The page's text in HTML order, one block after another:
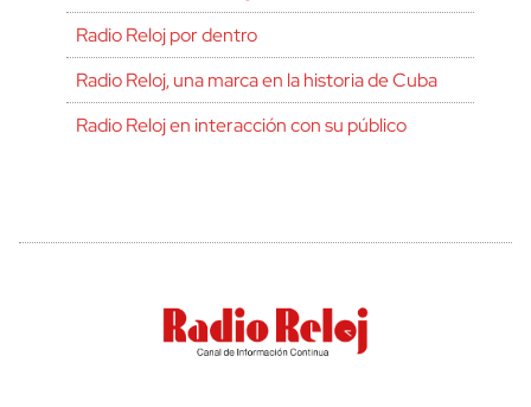
Radio Reloj por dentro
Radio Reloj, una marca en la historia de Cuba
Radio Reloj en interacción con su público